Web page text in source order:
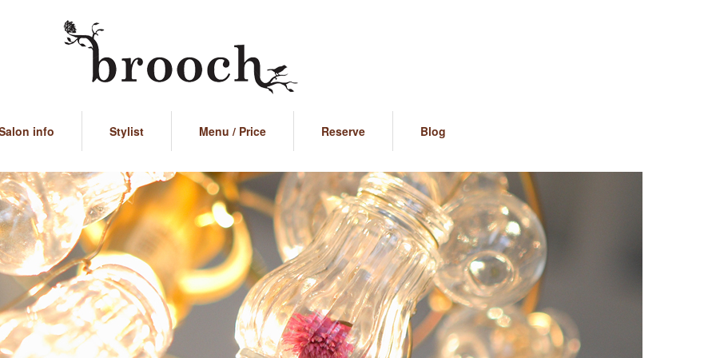
info Stylist Menu / Price Reserve Blog